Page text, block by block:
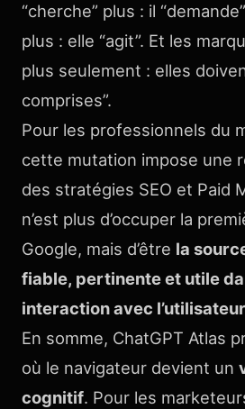
“cherche” plus : il
plus : elle “agit”. Et les
plus seulement : elles
comprises”.
Pour les professionnels du
cette mutation impose une
des stratégies SEO et Paid
n’est plus d’occuper la
Google, mais d’être la
fiable, pertinente et utile
interaction avec l’utilisateur
En somme, ChatGPT Atlas
où le navigateur devient un
cognitif. Pour les